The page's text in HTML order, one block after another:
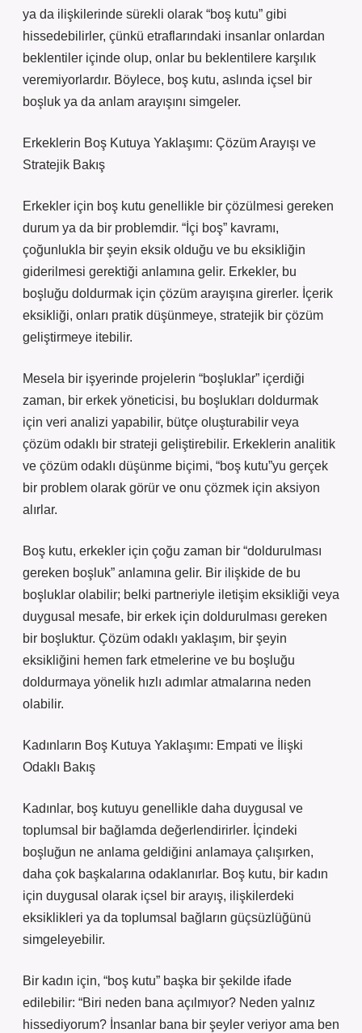
ya da ilişkilerinde sürekli olarak “boş kutu” gibi
hissedebilirler, çünkü etraflarındaki insanlar onlardan
beklentiler içinde olup, onlar bu beklentilere karşılık
veremiyorlardır. Böylece, boş kutu, aslında içsel bir
boşluk ya da anlam arayışını simgeler.
Erkeklerin Boş Kutuya Yaklaşımı: Çözüm Arayışı ve
Stratejik Bakış
Erkekler için boş kutu genellikle bir çözülmesi gereken
durum ya da bir problemdir. “İçi boş” kavramı,
çoğunlukla bir şeyin eksik olduğu ve bu eksikliğin
giderilmesi gerektiği anlamına gelir. Erkekler, bu
boşluğu doldurmak için çözüm arayışına girerler. İçerik
eksikliği, onları pratik düşünmeye, stratejik bir çözüm
geliştirmeye itebilir.
Mesela bir işyerinde projelerin “boşluklar” içerdiği
zaman, bir erkek yöneticisi, bu boşlukları doldurmak
için veri analizi yapabilir, bütçe oluşturabilir veya
çözüm odaklı bir strateji geliştirebilir. Erkeklerin analitik
ve çözüm odaklı düşünme biçimi, “boş kutu”yu gerçek
bir problem olarak görür ve onu çözmek için aksiyon
alırlar.
Boş kutu, erkekler için çoğu zaman bir “doldurulması
gereken boşluk” anlamına gelir. Bir ilişkide de bu
boşluklar olabilir; belki partneriyle iletişim eksikliği veya
duygusal mesafe, bir erkek için doldurulması gereken
bir boşluktur. Çözüm odaklı yaklaşım, bir şeyin
eksikliğini hemen fark etmelerine ve bu boşluğu
doldurmaya yönelik hızlı adımlar atmalarına neden
olabilir.
Kadınların Boş Kutuya Yaklaşımı: Empati ve İlişki
Odaklı Bakış
Kadınlar, boş kutuyu genellikle daha duygusal ve
toplumsal bir bağlamda değerlendirirler. İçindeki
boşluğun ne anlama geldiğini anlamaya çalışırken,
daha çok başkalarına odaklanırlar. Boş kutu, bir kadın
için duygusal olarak içsel bir arayış, ilişkilerdeki
eksiklikleri ya da toplumsal bağların güçsüzlüğünü
simgeleyebilir.
Bir kadın için, “boş kutu” başka bir şekilde ifade
edilebilir: “Biri neden bana açılmıyor? Neden yalnız
hissediyorum? İnsanlar bana bir şeyler veriyor ama ben